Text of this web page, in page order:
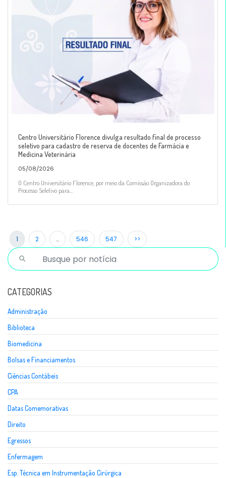
Centro Universitário Florence divulga resultado final de processo
seletivo para cadastro de reserva de docentes de Farmácia e
Medicina Veterinária
05/08/2026
O Centro Universitário Florence, por meio da Comissão Organizadora do
Processo Seletivo para...
1 2 … 546 547 >>
CATEGORIAS
Administração
Biblioteca
Biomedicina
Bolsas e Financiamentos
Ciências Contábeis
CPA
Datas Comemorativas
Direito
Egressos
Enfermagem
Esp. Técnica em Instrumentação Cirúrgica